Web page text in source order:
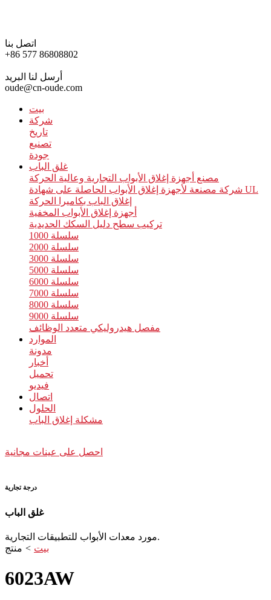
اتصل بنا
+86 577 86808802
أرسل لنا البريد
oude@cn-oude.com
بيت
شركة
تاريخ
تصنيع
جودة
غلق الباب
مصنع أجهزة إغلاق الأبواب التجارية وعالية الحركة
شركة مصنعة لأجهزة إغلاق الأبواب الحاصلة على شهادة UL
إغلاق الباب بكاميرا الحركة
أجهزة إغلاق الأبواب المخفية
تركيب سطح دليل السكك الحديدية
سلسلة 1000
سلسلة 2000
سلسلة 3000
سلسلة 5000
سلسلة 6000
سلسلة 7000
سلسلة 8000
سلسلة 9000
مفصل هيدروليكي متعدد الوظائف
الموارد
مدونة
أخبار
تحميل
فيديو
اتصال
الحلول
مشكلة إغلاق الباب
احصل على عينات مجانية
درجة تجارية
غلق الباب
مورد معدات الأبواب للتطبيقات التجارية.
بيت > منتج
6023AW